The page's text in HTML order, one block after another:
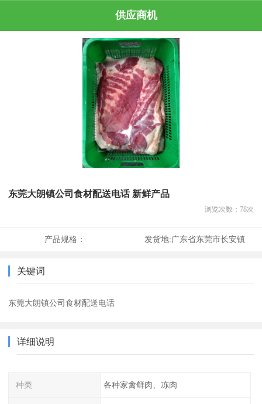
供应商机
东莞大朗镇公司食材配送电话 新鲜产品
浏览次数： 78次
产品规格： 发货地:广东省东莞市长安镇
关键词
东莞大朗镇公司食材配送电话
详细说明
种类 各种家禽鲜肉、冻肉